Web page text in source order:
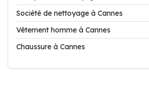
Société de nettoyage à Cannes
Vêtement homme à Cannes
Chaussure à Cannes